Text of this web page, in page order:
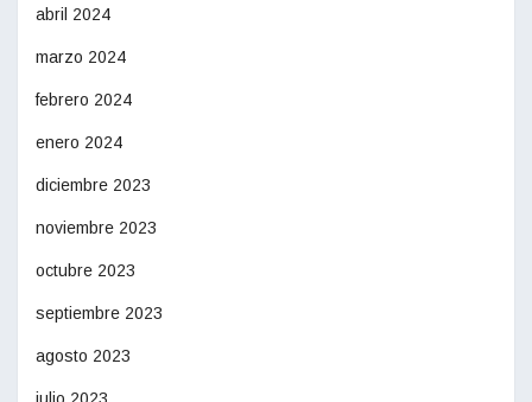
abril 2024
marzo 2024
febrero 2024
enero 2024
diciembre 2023
noviembre 2023
octubre 2023
septiembre 2023
agosto 2023